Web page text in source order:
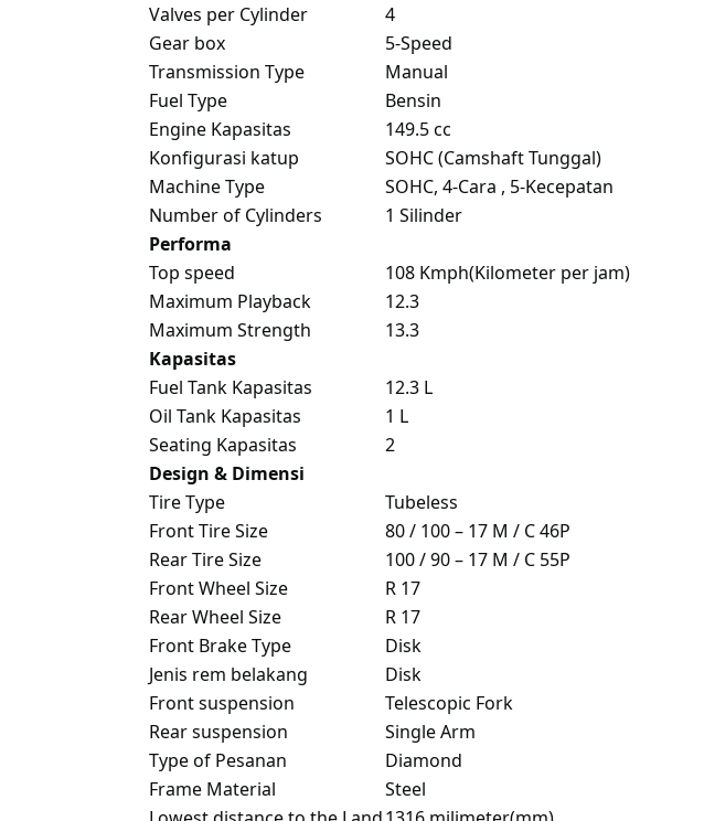
Valves per Cylinder
4
Gear box
5-Speed
Transmission Type
Manual
Fuel Type
Bensin
Engine Kapasitas
149.5 cc
Konfigurasi katup
SOHC (Camshaft Tunggal)
Machine Type
SOHC, 4-Cara , 5-Kecepatan
Number of Cylinders
1 Silinder
Performa
Top speed
108 Kmph(Kilometer per jam)
Maximum Playback
12.3
Maximum Strength
13.3
Kapasitas
Fuel Tank Kapasitas
12.3 L
Oil Tank Kapasitas
1 L
Seating Kapasitas
2
Design & Dimensi
Tire Type
Tubeless
Front Tire Size
80 / 100 – 17 M / C 46P
Rear Tire Size
100 / 90 – 17 M / C 55P
Front Wheel Size
R 17
Rear Wheel Size
R 17
Front Brake Type
Disk
Jenis rem belakang
Disk
Front suspension
Telescopic Fork
Rear suspension
Single Arm
Type of Pesanan
Diamond
Frame Material
Steel